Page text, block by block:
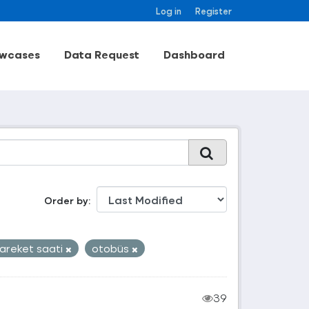
Log in Register
Data Request Dashboard
Order by
saati otobüs
39